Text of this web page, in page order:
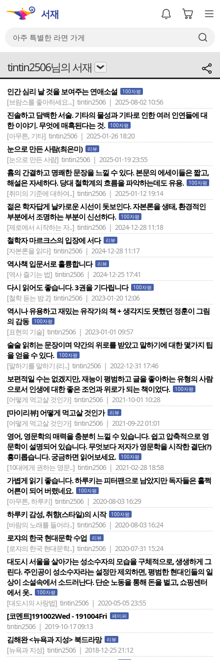
tintin2506님의 서재
인간 심리 날 것을 보여주는 연애소설 100자평
[브람스를 좋아하세요...] tintin2506 | 2025-08-02 10:56
진솔하고 담백한 서술. 기타의 물성과 기타로 인한 여러 인연들에 대
한 이야기. 무엇에 매혹된다는 것.
100자평
[아무튼, 기타] tintin2506 | 2025-01-26 18:20
눈으로 만든 사람(최은미) 리뷰
[눈으로 만든 사람] tintin2506 | 2025-01-19 23:55
흄의 간결하고 명쾌한 문장을 느낄 수 있다. 본문의 에세이들은 짧고,
해설은 자세하다. 당대 철학계의 흐름을 파악하는데도 유용.
100자평
[취미의 기준에 대하여..] tintin2506 | 2025-01-12 19:14
젊은 학자답게 날카로운 시선이 돗보인다. 자본론을 생태, 환경적인
부분에서 조명하는 부분이 신선하다.
100자평
[제로에서 시작하는 자..] tintin2506 | 2024-12-28 11:18
철학자 마르크스의 입장에 서다 리뷰
[자본론을 읽다] tintin2506 | 2024-12-28 11:17
역사책 입문서로 훌륭합니다 리뷰
[역사 즐기는 법] tintin2506 | 2024-12-25 17:41
다시 읽어도 좋습니다. 3권을 기다립니다 100자평
[철학 듣는 밤 2] tintin2506 | 2023-01-20 12:06
역시나 유용하고 재밌는 유작가의 책 + 생각지도 못했던 정훈이 그림
의 감동
100자평
[표현의 기술] tintin2506 | 2023-01-01 09:57
술술 읽히는 문장이며 약간의 위로를 받았고 말하기에 대한 몇가지 팁
을 얻을 수 있다.
100자평
[말하기를 말하기 (리..] tintin2506 | 2022-12-31 17:46
보편적일 수는 없겠지만, 재능이 평범하고 글을 좋아하는 유형의 사람
으로서 인생에 대한 좋은 조언과 위로가 되는 책이었다.
100자평
[어떻게 먹고살 것인가] tintin2506 | 2021-10-01 10:28
[마이리뷰] 어떻게 먹고살 것인가 리뷰
[어떻게 먹고살 것인가] tintin2506 | 2021-09-22 01:01
영어, 영문학의 매력을 충분히 느낄 수 있습니다. 쉽고 압축적으로 영
문학이 설명되어 있습니다. 무엇보다 저자가 영문학을 시작한 결단(?)
흥미롭습니다. 궁금하면 읽어보세요.
100자평
[10대에게 권하는 영문..] tintin2506 | 2021-02-28 18:58
가볍게 읽기 좋습니다. 하루키는 피터팬으로 남았지만 독자들은 훌쩍
어른이 되어 버렸네요.
100자평
[아무튼, 하루키] tintin2506 | 2020-08-03 16:29
하루키 감성, 취향(스타일)의 시작 100자평
[바람의 노래를 들어라..] tintin2506 | 2020-08-03 16:24
로쟈의 한국 현대문학 수업 리뷰
[로쟈의 한국 현대문학..] tintin2506 | 2020-07-31 15:24
대도시 서울을 살아가는 성소수자의 모습을 구체적으로, 생생하게 그
린다. 주인공이 성소수자라는 설정만 제외하면, 평범한 현대인들의 일
상이 소설속에서 소드러난다. 단순 노동을 통해 돈을 벌고, 쇼핑센터
에서 옷..
100자평
[대도시의 사랑법] tintin2506 | 2020-05-05 23:55
[코멘트]191002Wed - 191004Fri 페이퍼
tintin2506 | 2019-10-17 09:13
김해완 <뉴욕과 지성> 북드라망 리뷰
[뉴욕과 지성] tintin2506 | 2018-12-25 21:12